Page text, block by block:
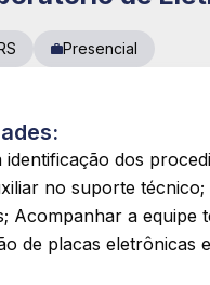
Presencial
identificação dos
no suporte
Acompanhar a equipe
de placas eletrônicas